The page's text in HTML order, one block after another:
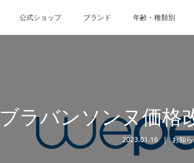
公式ショップ ブランド 年齢・種類別
ブラバンソンヌ価格
2023.01.16 お知